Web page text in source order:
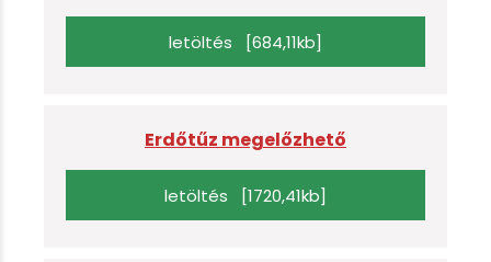
letöltés [684,11kb]
Erdőtűz megelőzhető
letöltés [1720,41kb]